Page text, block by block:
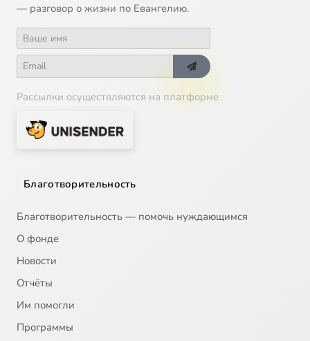
— разговор о жизни по Евангелию.
Рассылки осуществляются на платформе
Благотворительность
Благотворительность — помочь нуждающимся
О фонде
Новости
Отчёты
Им помогли
Программы